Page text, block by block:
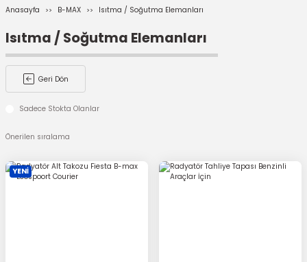
Anasayfa B-MAX Isıtma / Soğutma Elemanları
Isıtma / Soğutma Elemanları
Geri Dön
Sadece Stokta Olanlar
YENİ